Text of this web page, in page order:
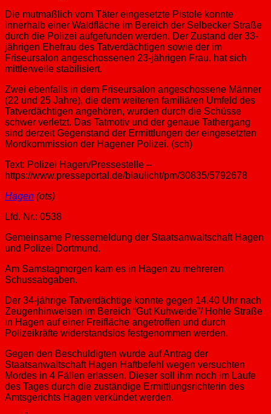
Die mutmaßlich vom Täter eingesetzte Pistole konnte
innerhalb einer Waldfläche im Bereich der Selbecker Straße
durch die Polizei aufgefunden werden. Der Zustand der 33-
jährigen Ehefrau des Tatverdächtigen sowie der im
Friseursalon angeschossenen 23-jährigen Frau, hat sich
mittlerweile stabilisiert.
Zwei ebenfalls in dem Friseursalon angeschossene Männer
(22 und 25 Jahre), die dem weiteren familiären Umfeld des
Tatverdächtigen angehören, wurden durch die Schüsse
schwer verletzt. Das Tatmotiv und der genaue Tathergang
sind derzeit Gegenstand der Ermittlungen der eingesetzten
Mordkommission der Hagener Polizei. (sch)
Text: Polizei Hagen/Pressestelle –
https://www.presseportal.de/blaulicht/pm/30835/5792678
Hagen (ots)
Lfd. Nr.: 0538
Gemeinsame Pressemeldung der Staatsanwaltschaft Hagen
und Polizei Dortmund.
Am Samstagmorgen kam es in Hagen zu mehreren
Schussabgaben.
Der 34-jährige Tatverdächtige konnte gegen 14.40 Uhr nach
Zeugenhinweisen im Bereich “Gut Kuhweide”/ Hohle Straße
in Hagen auf einer Freifläche angetroffen und durch
Polizeikräfte widerstandslos festgenommen werden.
Gegen den Beschuldigten wurde auf Antrag der
Staatsanwaltschaft Hagen Haftbefehl wegen versuchten
Mordes in 4 Fällen erlassen. Dieser soll ihm noch im Laufe
des Tages durch die zuständige Ermittlungsrichterin des
Amtsgerichts Hagen verkündet werden.